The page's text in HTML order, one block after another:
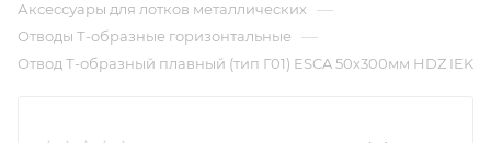
Аксессуары для лотков металлических —
Отводы Т-образные горизонтальные —
Отвод Т-образный плавный (тип Г01) ESCA 50х300мм HDZ IEK